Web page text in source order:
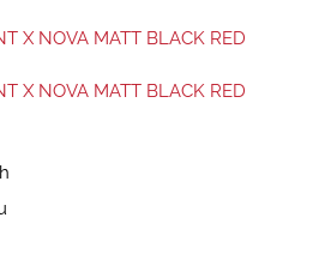
X NOVA MATT BLACK RED
X NOVA MATT BLACK RED